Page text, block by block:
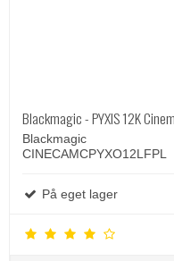
Blackmagic - PYXIS 12K
Blackmagic
CINECAMCPYXO12LFPL
På eget lager